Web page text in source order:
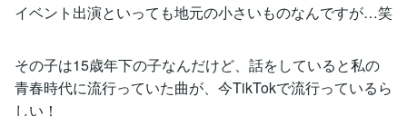
イベント出演といっても地元の小さいものなんですが…笑
その子は15歳年下の子なんだけど、話をしていると私の
青春時代に流行っていた曲が、今TikTokで流行っているら
しい！